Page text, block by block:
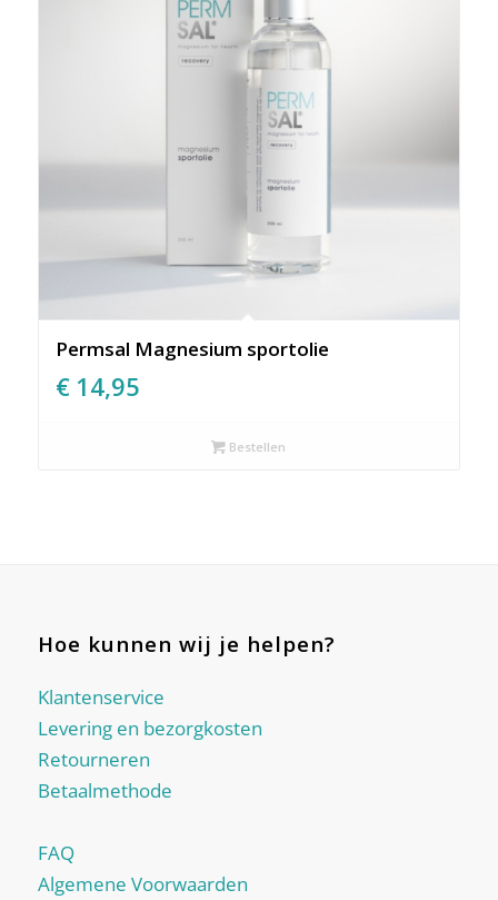
Permsal Magnesium sportolie
€ 14,95
Bestellen
Hoe kunnen wij je helpen?
Klantenservice
Levering en bezorgkosten
Retourneren
Betaalmethode
FAQ
Algemene Voorwaarden